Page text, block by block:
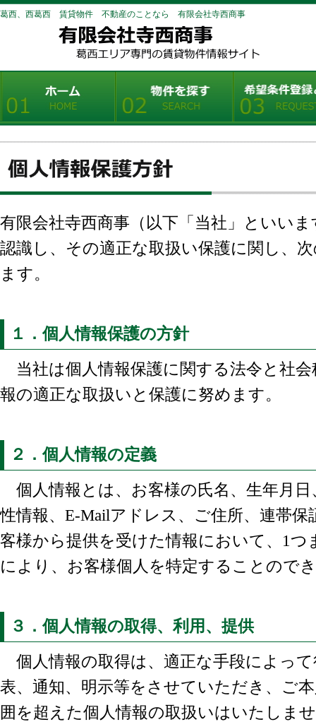
葛西、西葛西 賃貸物件 不動産のことなら 有限会社寺西商事
有限会社寺西商事（以下「当社」といい
認識し、その適正な取扱い保護に関し、
ます。
１．個人情報保護の方針
当社は個人情報保護に関する法令と社
報の適正な取扱いと保護に努めます。
２．個人情報の定義
個人情報とは、お客様の氏名、生年月日
性情報、E-Mailアドレス、ご住所、連帯
客様から提供を受けた情報において、1
により、お客様個人を特定することので
３．個人情報の取得、利用、提供
個人情報の取得は、適正な手段によっ
表、通知、明示等をさせていただき、ご
囲を超えた個人情報の取扱いはいたしま